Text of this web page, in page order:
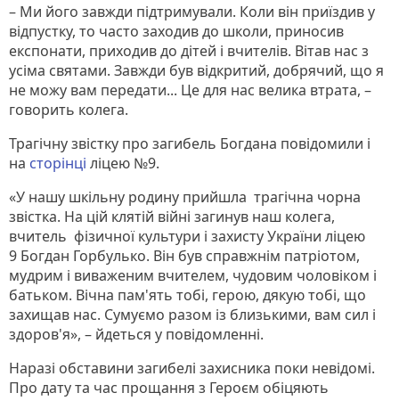
– Ми його завжди підтримували. Коли він приїздив у
відпустку, то часто заходив до школи, приносив
експонати, приходив до дітей і вчителів. Вітав нас з
усіма святами. Завжди був відкритий, добрячий, що я
не можу вам передати... Це для нас велика втрата, –
говорить колега.
Трагічну звістку про загибель Богдана повідомили і
на сторінці ліцею №9.
«У нашу шкільну родину прийшла трагічна чорна
звістка. На цій клятій війні загинув наш колега,
вчитель фізичної культури і захисту України ліцею
9 Богдан Горбулько. Він був справжнім патріотом,
мудрим і виваженим вчителем, чудовим чоловіком і
батьком. Вічна пам'ять тобі, герою, дякую тобі, що
захищав нас. Сумуємо разом із близькими, вам сил і
здоров'я», – йдеться у повідомленні.
Наразі обставини загибелі захисника поки невідомі.
Про дату та час прощання з Героєм обіцяють